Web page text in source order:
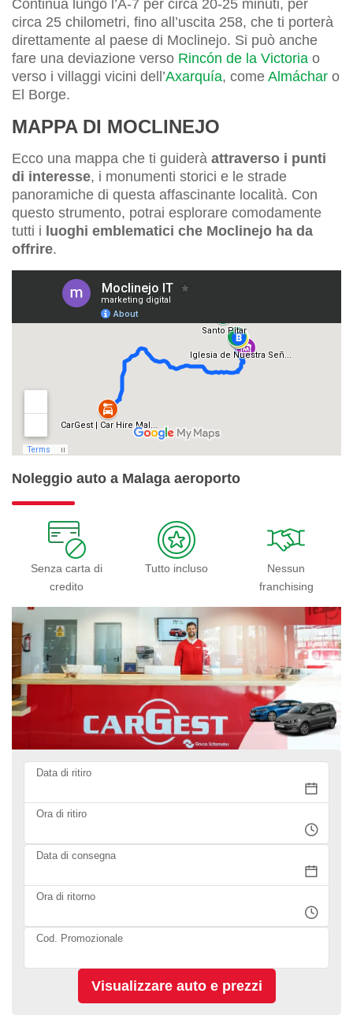
Continua lungo l’A-7 per circa 20-25 minuti, per
circa 25 chilometri, fino all’uscita 258, che ti porterà
direttamente al paese di Moclinejo. Si può anche
fare una deviazione verso Rincón de la Victoria o
verso i villaggi vicini dell’Axarquía, come Almáchar o
El Borge.
MAPPA DI MOCLINEJO
Ecco una mappa che ti guiderà attraverso i punti
di interesse, i monumenti storici e le strade
panoramiche di questa affascinante località. Con
questo strumento, potrai esplorare comodamente
tutti i luoghi emblematici che Moclinejo ha da
offrire.
Noleggio auto a Malaga aeroporto
Senza carta di
credito
Tutto incluso
Nessun
franchising
Data di ritiro
Ora di ritiro
Data di consegna
Ora di ritorno
Cod. Promozionale